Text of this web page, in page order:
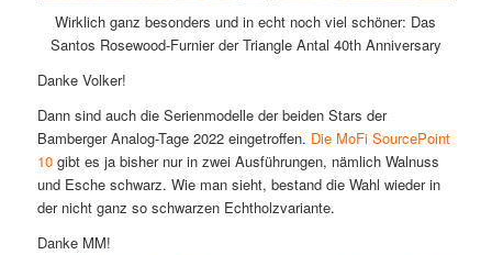
Wirklich ganz besonders und in echt noch viel schöner: Das
Santos Rosewood-Furnier der Triangle Antal 40th Anniversary
Danke Volker!
Dann sind auch die Serienmodelle der beiden Stars der
Bamberger Analog-Tage 2022 eingetroffen. Die MoFi SourcePoint
10gibt es ja bisher nur in zwei Ausführungen, nämlich Walnuss
und Esche schwarz. Wie man sieht, bestand die Wahl wieder in
der nicht ganz so schwarzen Echtholzvariante.
Danke MM!